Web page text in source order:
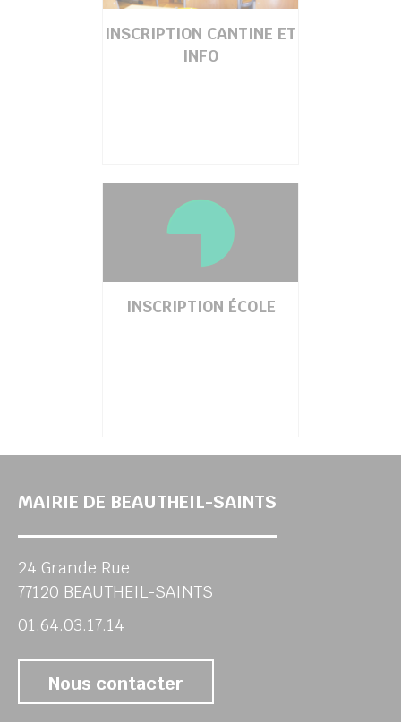
INSCRIPTION CANTINE ET
INFO
INSCRIPTION ÉCOLE
MAIRIE DE BEAUTHEIL-SAINTS
24 Grande Rue
77120 BEAUTHEIL-SAINTS
01.64.03.17.14
Nous contacter